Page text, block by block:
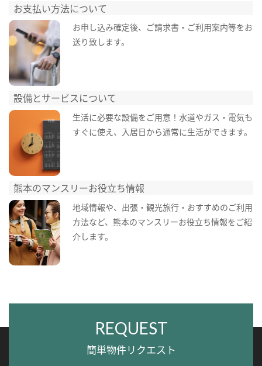
お支払い方法について
お申し込み確定後、ご請求書・ご利用案内等をお
送り致します。
設備とサービスについて
生活に必要な設備をご用意！水道やガス・電気も
すぐに使え、入居日から通常に生活ができます。
熊本のマンスリーお役立ち情報
地域情報や、出張・観光旅行・おすすめのご利用
方法など、熊本のマンスリーお役立ち情報をご紹
介します。
REQUEST
簡単物件リクエスト